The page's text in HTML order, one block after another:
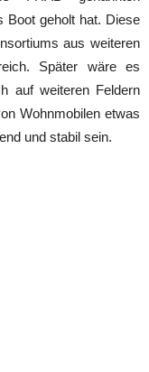
Boot geholt hat. Diese
aus weiteren
Später wäre es
auf weiteren Feldern
Wohnmobilen etwas
und stabil sein.